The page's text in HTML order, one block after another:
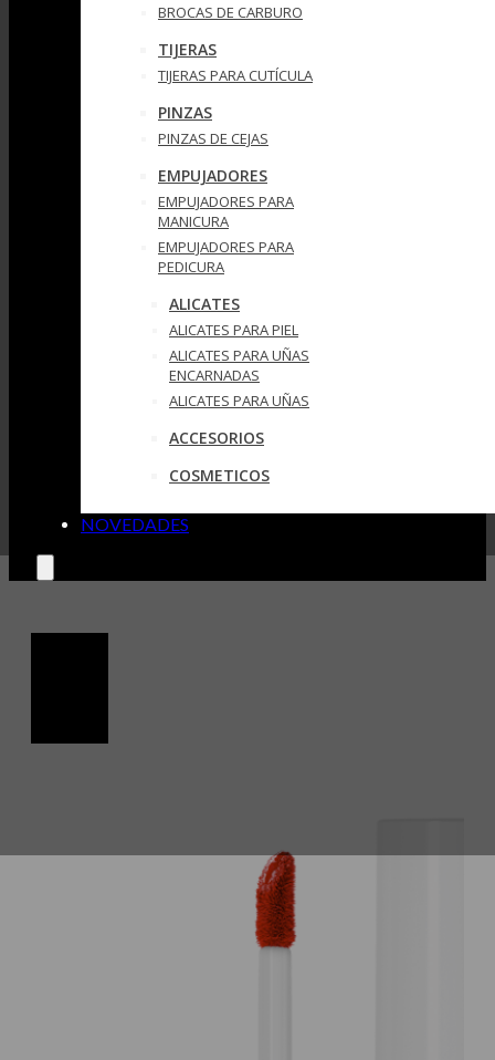
BROCAS DE CARBURO
TIJERAS
TIJERAS PARA CUTÍCULA
PINZAS
PINZAS DE CEJAS
EMPUJADORES
EMPUJADORES PARA
MANICURA
EMPUJADORES PARA
PEDICURA
ALICATES
ALICATES PARA PIEL
ALICATES PARA UÑAS
ENCARNADAS
ALICATES PARA UÑAS
ACCESORIOS
COSMETICOS
NOVEDADES